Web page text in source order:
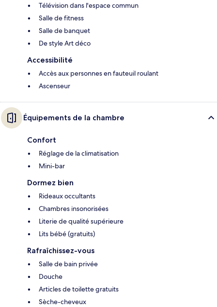
Télévision dans l'espace commun
Salle de fitness
Salle de banquet
De style Art déco
Accessibilité
Accès aux personnes en fauteuil roulant
Ascenseur
Équipements de la chambre
Confort
Réglage de la climatisation
Mini-bar
Dormez bien
Rideaux occultants
Chambres insonorisées
Literie de qualité supérieure
Lits bébé (gratuits)
Rafraîchissez-vous
Salle de bain privée
Douche
Articles de toilette gratuits
Sèche-cheveux